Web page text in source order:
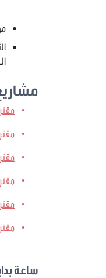
مقترح
مقترح
مقترح
مقترح
مقترح
ساعة